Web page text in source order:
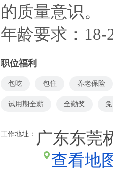
的质量意识。
年龄要求：18-
职位福利
包吃 包住 养老保险
试用期全薪 全勤奖
工作地址：
广东东莞
查看地